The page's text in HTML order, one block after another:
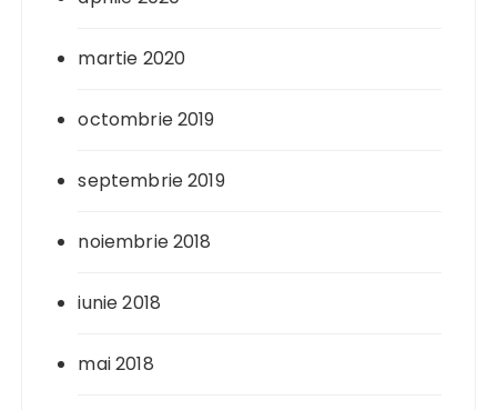
martie 2020
octombrie 2019
septembrie 2019
noiembrie 2018
iunie 2018
mai 2018